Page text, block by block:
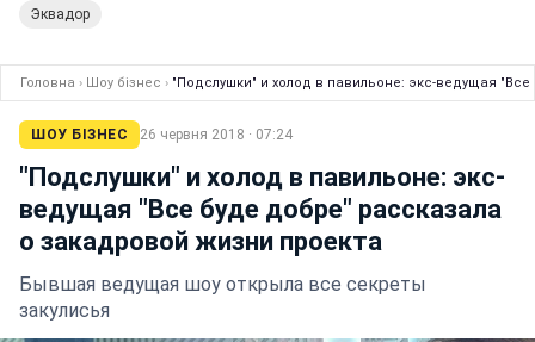
Эквадор
Головна › Шоу бізнес › "Подслушки" и холод в павильоне: экс-ведущая
ШОУ БІЗНЕС 26 червня 2018 · 07:24
"Подслушки" и холод в павильоне: экс-
ведущая "Все буде добре" рассказала
о закадровой жизни проекта
Бывшая ведущая шоу открыла все секреты
закулисья